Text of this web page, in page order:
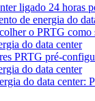
ligado 24 horas
de energia do
o PRTG como
do data center
PRTG pré-
do data center
do data center: